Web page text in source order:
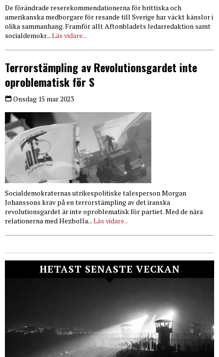
De förändrade reserekommendationerna för brittiska och
amerikanska medborgare för resande till Sverige har väckt känslor i
olika sammanhang. Framför allt Aftonbladets ledarredaktion samt
socialdemokr...Läs vidare...
Terrorstämpling av Revolutionsgardet inte
oproblematisk för S
Onsdag 15 mar 2023
Socialdemokraternas utrikespolitiske talesperson Morgan
Johanssons krav på en terrorstämpling av det iranska
revolutionsgardet är inte oproblematisk för partiet. Med de nära
relationerna med Hezbolla...Läs vidare...
HETAST SENASTE VECKAN